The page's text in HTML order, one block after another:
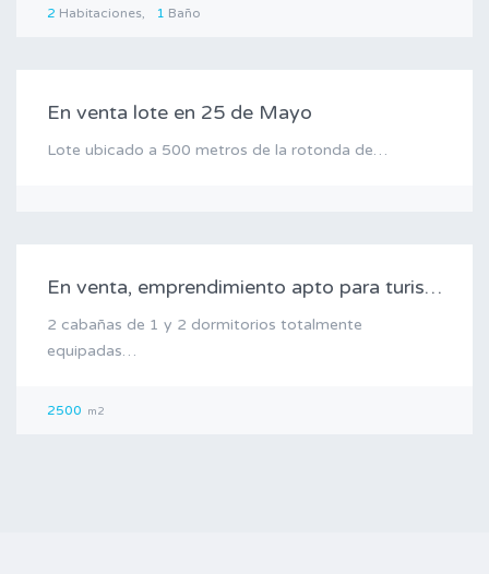
2 Habitaciones 1 Baño
En venta lote en 25 de Mayo
Lote ubicado a 500 metros de la rotonda de…
En venta, emprendimiento apto para turismo
2 cabañas de 1 y 2 dormitorios totalmente
equipadas…
2500 m2